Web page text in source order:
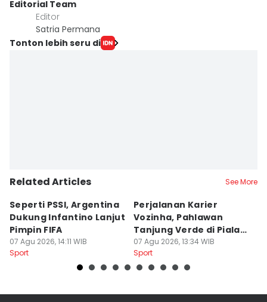
Editorial Team
Editor
Satria Permana
Tonton lebih seru di
Related Articles See More
Seperti PSSI, Argentina
Dukung Infantino Lanjut
Pimpin FIFA
07 Agu 2026, 14:11 WIB
Sport
Perjalanan Karier
Vozinha, Pahlawan
Tanjung Verde di Piala
Dunia 2026
07 Agu 2026, 13:34 WIB
Sport